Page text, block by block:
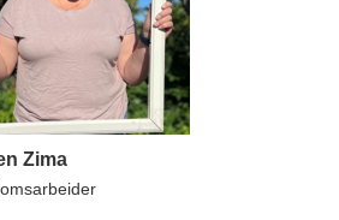
Zima